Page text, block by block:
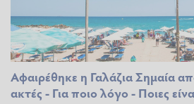
Αφαιρέθηκε η Γαλάζια Σημαία
ακτές - Για ποιο λόγο - Ποιες